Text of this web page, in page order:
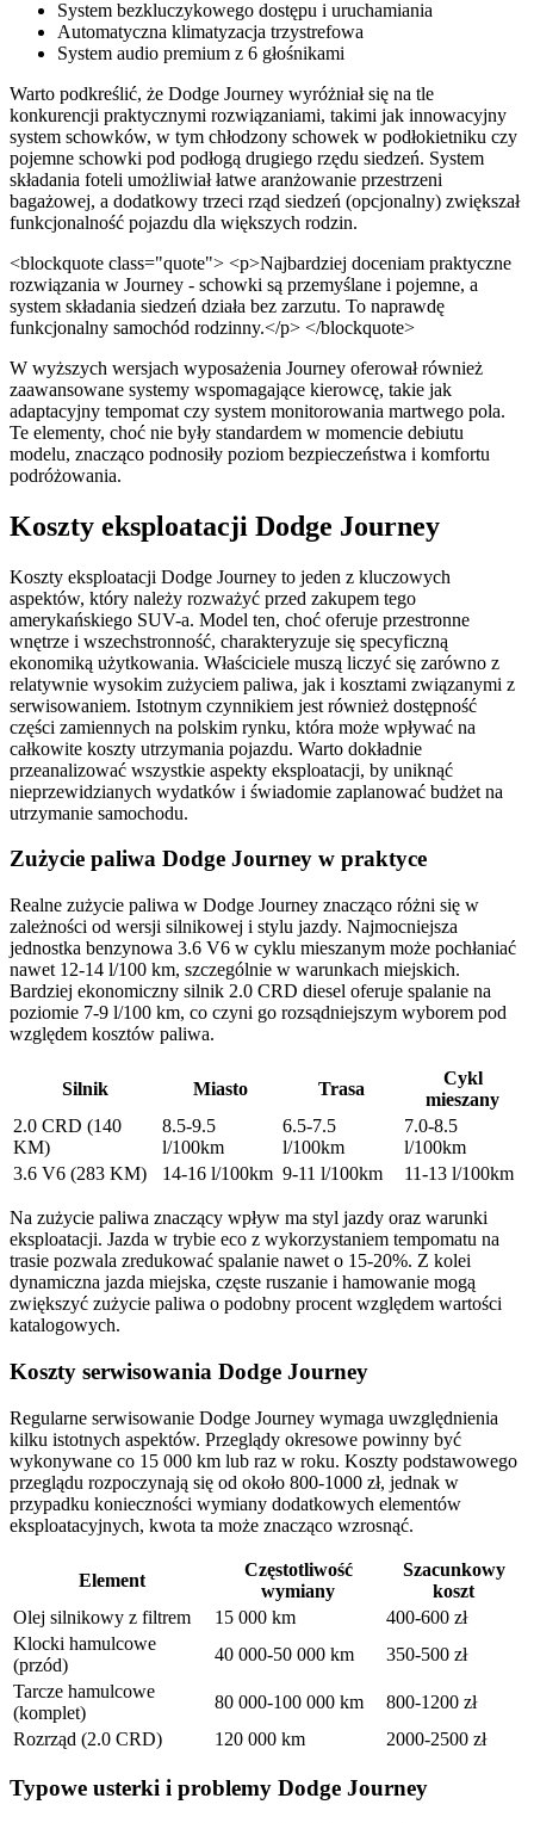
System bezkluczykowego dostępu i uruchamiania
Automatyczna klimatyzacja trzystrefowa
System audio premium z 6 głośnikami
Warto podkreślić, że Dodge Journey wyróżniał się na tle
konkurencji praktycznymi rozwiązaniami, takimi jak innowacyjny
system schowków, w tym chłodzony schowek w podłokietniku czy
pojemne schowki pod podłogą drugiego rzędu siedzeń. System
składania foteli umożliwiał łatwe aranżowanie przestrzeni
bagażowej, a dodatkowy trzeci rząd siedzeń (opcjonalny) zwiększał
funkcjonalność pojazdu dla większych rodzin.
<blockquote class="quote"> <p>Najbardziej doceniam praktyczne
rozwiązania w Journey - schowki są przemyślane i pojemne, a
system składania siedzeń działa bez zarzutu. To naprawdę
funkcjonalny samochód rodzinny.</p> </blockquote>
W wyższych wersjach wyposażenia Journey oferował również
zaawansowane systemy wspomagające kierowcę, takie jak
adaptacyjny tempomat czy system monitorowania martwego pola.
Te elementy, choć nie były standardem w momencie debiutu
modelu, znacząco podnosiły poziom bezpieczeństwa i komfortu
podróżowania.
Koszty eksploatacji Dodge Journey
Koszty eksploatacji Dodge Journey to jeden z kluczowych
aspektów, który należy rozważyć przed zakupem tego
amerykańskiego SUV-a. Model ten, choć oferuje przestronne
wnętrze i wszechstronność, charakteryzuje się specyficzną
ekonomiką użytkowania. Właściciele muszą liczyć się zarówno z
relatywnie wysokim zużyciem paliwa, jak i kosztami związanymi z
serwisowaniem. Istotnym czynnikiem jest również dostępność
części zamiennych na polskim rynku, która może wpływać na
całkowite koszty utrzymania pojazdu. Warto dokładnie
przeanalizować wszystkie aspekty eksploatacji, by uniknąć
nieprzewidzianych wydatków i świadomie zaplanować budżet na
utrzymanie samochodu.
Zużycie paliwa Dodge Journey w praktyce
Realne zużycie paliwa w Dodge Journey znacząco różni się w
zależności od wersji silnikowej i stylu jazdy. Najmocniejsza
jednostka benzynowa 3.6 V6 w cyklu mieszanym może pochłaniać
nawet 12-14 l/100 km, szczególnie w warunkach miejskich.
Bardziej ekonomiczny silnik 2.0 CRD diesel oferuje spalanie na
poziomie 7-9 l/100 km, co czyni go rozsądniejszym wyborem pod
względem kosztów paliwa.
Silnik Miasto Trasa
Cykl
mieszany
2.0 CRD (140
KM)
8.5-9.5
l/100km
6.5-7.5
l/100km
7.0-8.5
l/100km
3.6 V6 (283 KM)
14-16 l/100km 9-11 l/100km 11-13 l/100km
Na zużycie paliwa znaczący wpływ ma styl jazdy oraz warunki
eksploatacji. Jazda w trybie eco z wykorzystaniem tempomatu na
trasie pozwala zredukować spalanie nawet o 15-20%. Z kolei
dynamiczna jazda miejska, częste ruszanie i hamowanie mogą
zwiększyć zużycie paliwa o podobny procent względem wartości
katalogowych.
Koszty serwisowania Dodge Journey
Regularne serwisowanie Dodge Journey wymaga uwzględnienia
kilku istotnych aspektów. Przeglądy okresowe powinny być
wykonywane co 15 000 km lub raz w roku. Koszty podstawowego
przeglądu rozpoczynają się od około 800-1000 zł, jednak w
przypadku konieczności wymiany dodatkowych elementów
eksploatacyjnych, kwota ta może znacząco wzrosnąć.
Element
Częstotliwość
wymiany
Szacunkowy
koszt
Olej silnikowy z filtrem
15 000 km
400-600 zł
Klocki hamulcowe
(przód)
40 000-50 000 km
350-500 zł
Tarcze hamulcowe
(komplet)
80 000-100 000 km
800-1200 zł
Rozrząd (2.0 CRD)
120 000 km 2000-2500 zł
Typowe usterki i problemy Dodge Journey